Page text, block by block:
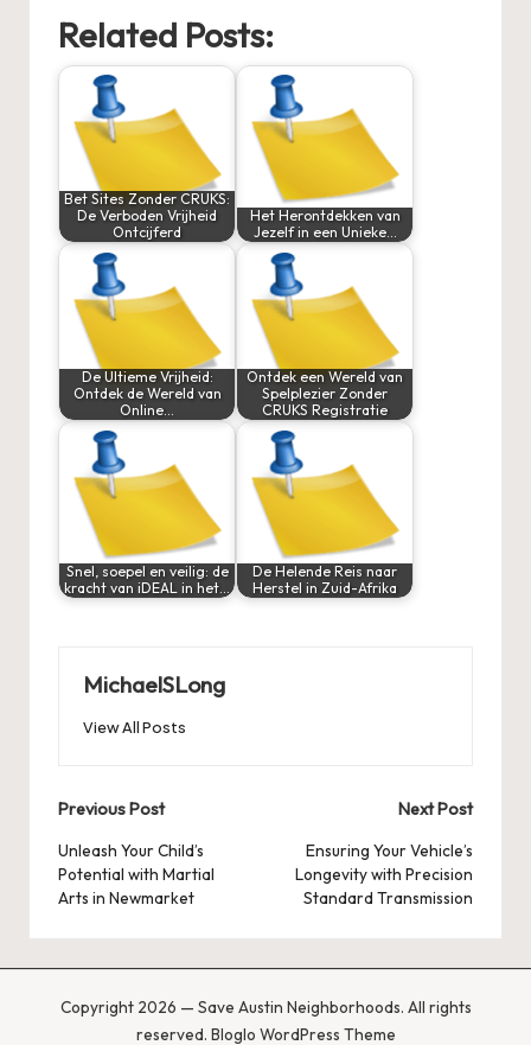
Related Posts:
Bet Sites Zonder CRUKS:
De Verboden Vrijheid
Ontcijferd
Het Herontdekken van
Jezelf in een Unieke…
De Ultieme Vrijheid:
Ontdek de Wereld van
Online…
Ontdek een Wereld van
Spelplezier Zonder
CRUKS Registratie
Snel, soepel en veilig: de
kracht van iDEAL in het…
De Helende Reis naar
Herstel in Zuid-Afrika
MichaelSLong
View All Posts
Post
navigation
Previous Post
Unleash Your Child’s
Potential with Martial
Arts in Newmarket
Next Post
Ensuring Your Vehicle’s
Longevity with Precision
Standard Transmission
Copyright 2026 — Save Austin Neighborhoods. All rights
reserved. Bloglo WordPress Theme